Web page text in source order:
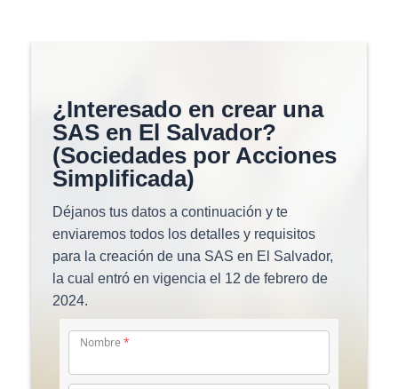
¿Interesado en crear una
SAS en El Salvador?
(Sociedades por Acciones
Simplificada)
Déjanos tus datos a continuación y te
enviaremos todos los detalles y requisitos
para la creación de una SAS en El Salvador,
la cual entró en vigencia el 12 de febrero de
2024.